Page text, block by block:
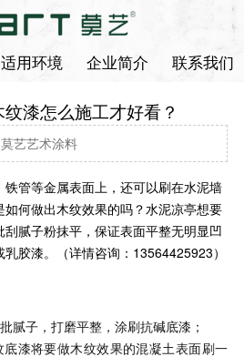
适用环境 企业简介 联系我们
漆怎么施工才好看？
艺艺术涂料
管等金属表面上，还可以刷在水泥墙
何做出木纹效果的吗？水泥凉亭想要
腻子粉抹平，保证表面平整无明显凹
胶漆。（详情咨询：13564425923）
腻子，打磨平整，涂刷抗碱底漆；
漆将要做木纹效果的混凝土表面刷一